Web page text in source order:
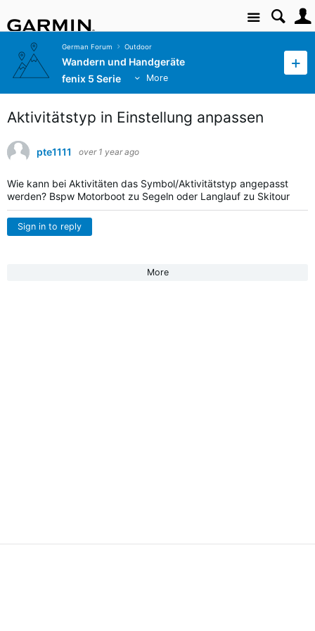
Site
German Forum Outdoor
Wandern und Handgeräte
fenix 5 Serie
More
Aktivitätstyp in Einstellung anpassen
pte1111 over 1 year ago
Wie kann bei Aktivitäten das Symbol/Aktivitätstyp angepasst
werden? Bspw Motorboot zu Segeln oder Langlauf zu Skitour
Sign in to reply
More